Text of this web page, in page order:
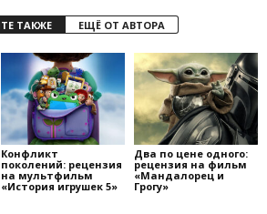
ТАКЖЕ ЕЩЁ ОТ АВТОРА
Конфликт
поколений: рецензия
на мультфильм
«История игрушек 5»
Два по цене одного:
рецензия на фильм
«Мандалорец и
Грогу»